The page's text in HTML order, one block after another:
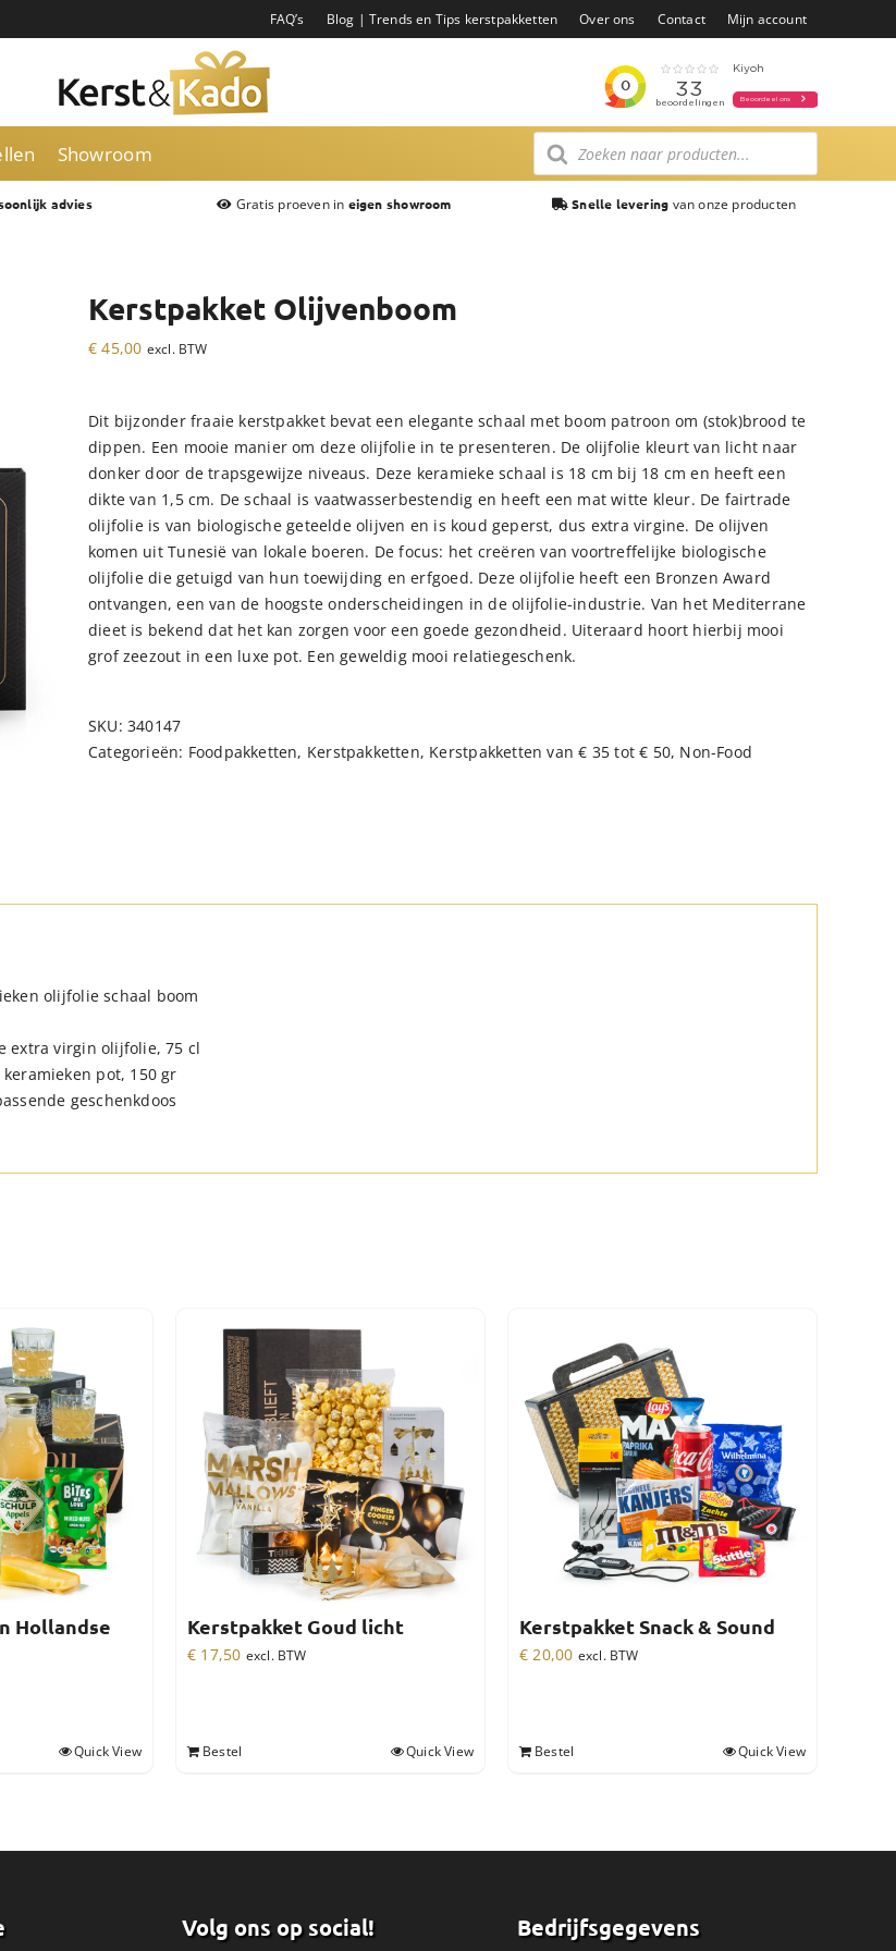
FAQ’s Blog | Trends en Tips kerstpakketten Over ons Contact Mijn account
Showroom
Producten
zoeken
advies Gratis proeven in eigen showroom Snelle levering van onze producten
Kerstpakket Olijvenboom
€ 45,00 excl. BTW
Dit bijzonder fraaie kerstpakket bevat een elegante schaal met boom patroon om (stok)brood te
dippen. Een mooie manier om deze olijfolie in te presenteren. De olijfolie kleurt van licht naar
donker door de trapsgewijze niveaus. Deze keramieke schaal is 18 cm bij 18 cm en heeft een
dikte van 1,5 cm. De schaal is vaatwasserbestendig en heeft een mat witte kleur. De fairtrade
olijfolie is van biologische geteelde olijven en is koud geperst, dus extra virgine. De olijven
komen uit Tunesië van lokale boeren. De focus: het creëren van voortreffelijke biologische
olijfolie die getuigd van hun toewijding en erfgoed. Deze olijfolie heeft een Bronzen Award
ontvangen, een van de hoogste onderscheidingen in de olijfolie-industrie. Van het Mediterrane
dieet is bekend dat het kan zorgen voor een goede gezondheid. Uiteraard hoort hierbij mooi
grof zeezout in een luxe pot. Een geweldig mooi relatiegeschenk.
SKU:340147
Categorieën: Foodpakketten, Kerstpakketten, Kerstpakketten van € 35 tot € 50, Non-Food
olijfolie schaal boom
extra virgin olijfolie, 75 cl
pot, 150 gr
geschenkdoos
Hollandse
Quick View
Kerstpakket Goud licht
€ 17,50 excl. BTW
Bestel Quick View
Kerstpakket Snack & Sound
€ 20,00 excl. BTW
Bestel Quick View
Volg ons op social! Bedrijfsgegevens